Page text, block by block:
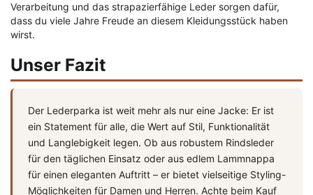
Verarbeitung und das strapazierfähige Leder sorgen dafür,
dass du viele Jahre Freude an diesem Kleidungsstück haben
wirst.
Unser Fazit
Der Lederparka ist weit mehr als nur eine Jacke: Er ist
ein Statement für alle, die Wert auf Stil, Funktionalität
und Langlebigkeit legen. Ob aus robustem Rindsleder
für den täglichen Einsatz oder aus edlem Lammnappa
für einen eleganten Auftritt – er bietet vielseitige Styling-
Möglichkeiten für Damen und Herren. Achte beim Kauf